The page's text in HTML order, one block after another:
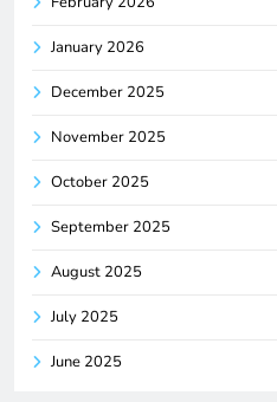
January 2026
December 2025
November 2025
October 2025
September 2025
August 2025
July 2025
June 2025